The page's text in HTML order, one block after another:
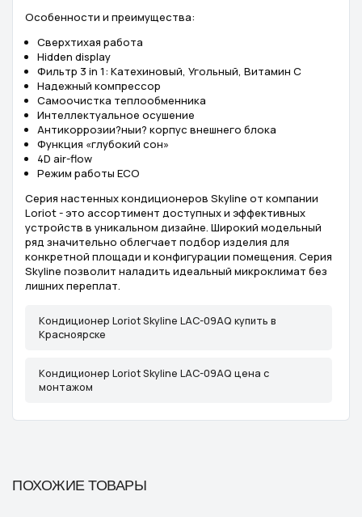
Особенности и преимущества:
Сверхтихая работа
Hidden display
Фильтр 3 in 1: Катехиновый, Угольный, Витамин С
Надежный компрессор
Самоочистка теплообменника
Интеллектуальное осушение
Антикоррозии?ныи? корпус внешнего блока
Функция «глубокий сон»
4D air-flow
Режим работы ECO
Серия настенных кондиционеров Skyline от компании
Loriot - это ассортимент доступных и эффективных
устройств в уникальном дизайне. Широкий модельный
ряд значительно облегчает подбор изделия для
конкретной площади и конфигурации помещения. Серия
Skyline позволит наладить идеальный микроклимат без
лишних переплат.
Кондиционер Loriot Skyline LAC-09AQ купить в
Красноярске
Кондиционер Loriot Skyline LAC-09AQ цена с
монтажом
ПОХОЖИЕ ТОВАРЫ